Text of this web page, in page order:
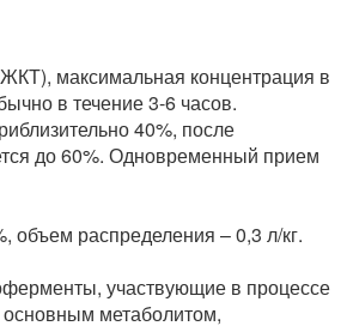
максимальная концентрация в
в течение 3-6 часов.
40%, после
до 60%. Одновременный прием
объем распределения – 0,3 л/кг.
участвующие в процессе
метаболитом,